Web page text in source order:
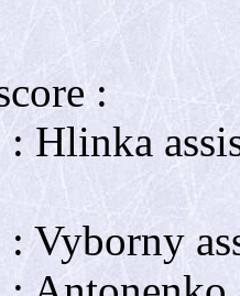
:
Hlinka
Vyborny